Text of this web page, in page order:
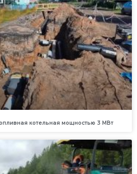
котельная мощностью 3 МВт